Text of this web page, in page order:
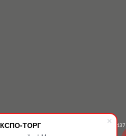
ТОРГ
определяемой положениями Статьи 437
— 8-800-550-44-66.